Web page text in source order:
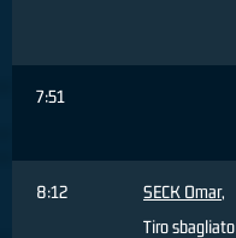
7:51
8:12 SECK Omar,
Tiro sbagliato